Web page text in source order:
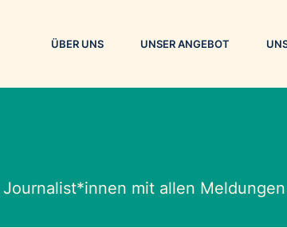
ÜBER UNS UNSER ANGEBOT
mit allen